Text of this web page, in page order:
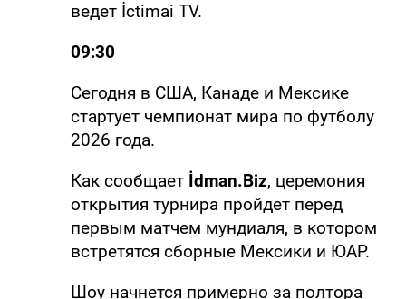
ведет İctimai TV.
09:30
Сегодня в США, Канаде и Мексике
стартует чемпионат мира по футболу
2026 года.
Как сообщает İdman.Biz, церемония
открытия турнира пройдет перед
первым матчем мундиаля, в котором
встретятся сборные Мексики и ЮАР.
Шоу начнется примерно за полтора